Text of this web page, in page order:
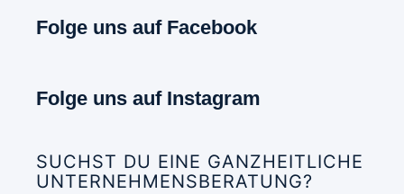
Folge uns auf Facebook
Folge uns auf Instagram
SUCHST DU EINE GANZHEITLICHE
UNTERNEHMENSBERATUNG?